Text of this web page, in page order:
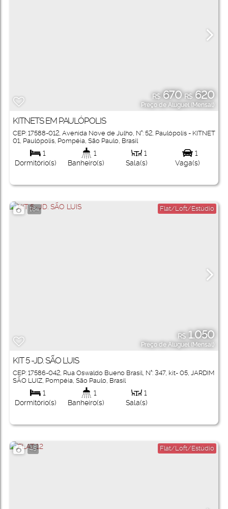
R$670 R$620
Preço de Aluguel (Mensal)
KITNETS EM PAULÓPOLIS
CEP: 17588-012, Avenida Nove de Julho, N°: 52, Paulópolis - KITNET
01, Paulópolis, Pompéia, São Paulo, Brasil
1
Dormitório(s)
1
Banheiro(s)
1
Sala(s)
1
Vaga(s)
164 Flat/Loft/Estúdio
R$1.050
Preço de Aluguel (Mensal)
KIT 5 -JD. SÃO LUIS
CEP: 17586-042, Rua Oswaldo Bueno Brasil, N°: 347, kit- 05, JARDIM
SÃO LUIZ, Pompéia, São Paulo, Brasil
1
Dormitório(s)
1
Banheiro(s)
1
Sala(s)
45 Flat/Loft/Estúdio